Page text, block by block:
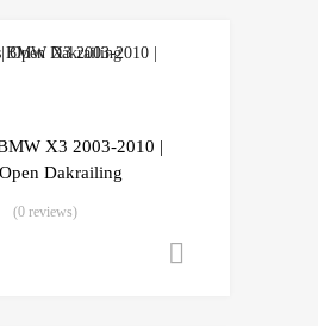
X3 2003-2010 |
Dakrailing
(0 reviews)